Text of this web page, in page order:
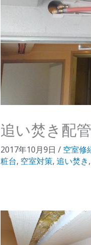
追い焚き配
2017年10月9日 / 空室修
粧台, 空室対策, 追い焚き,